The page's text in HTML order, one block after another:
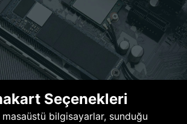
Seçenekleri
bilgisayarlar, sunduğu